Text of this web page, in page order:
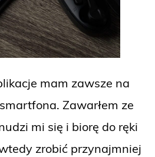
mam zawsze na
Zawarłem ze
mi się i biorę do ręki
zrobić przynajmniej